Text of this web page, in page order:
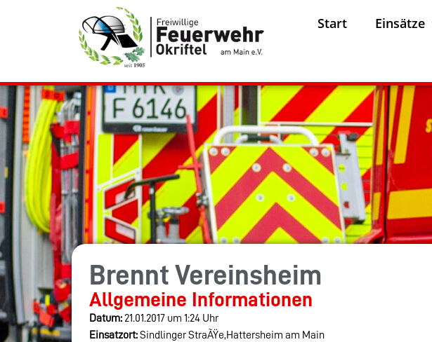
Start Einsätze
Brennt Vereinsheim
Allgemeine Informationen
Datum: 21.01.2017 um 1:24 Uhr
Einsatzort:Sindlinger StraÃŸe,Hattersheim am Main